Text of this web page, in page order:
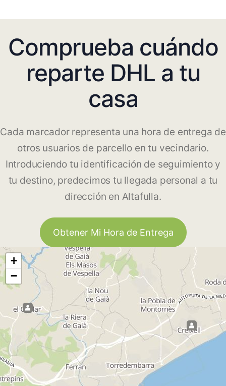
Comprueba cuándo
reparte DHL a tu
casa
Cada marcador representa una hora de entrega de
otros usuarios de parcello en tu vecindario.
Introduciendo tu identificación de seguimiento y
tu destino, predecimos tu llegada personal a tu
dirección en Altafulla.
Obtener Mi Hora de Entrega
+
−